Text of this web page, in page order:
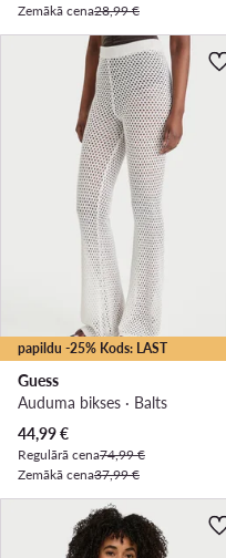
Zemākā cena28,99 €
papildu -25% Kods: LAST
Guess
Auduma bikses · Balts
Pašreizējā cena
44,99€
Regulārā cena74,99 €
Zemākā cena37,99 €